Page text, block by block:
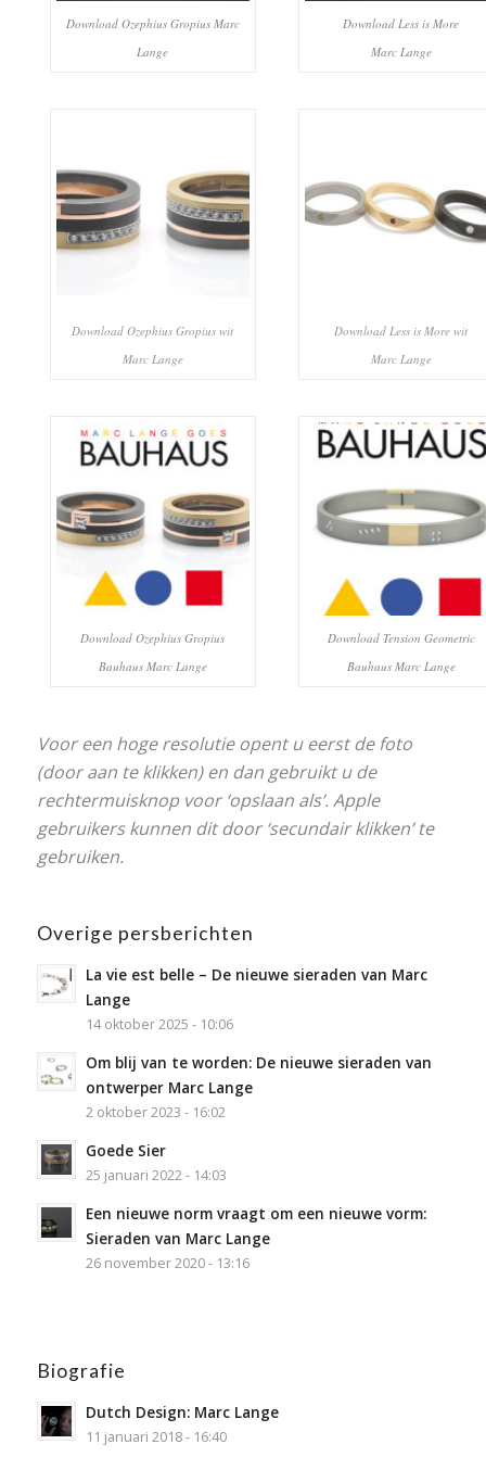
Download Ozephius Gropius Marc
Lange
Download Less is More
Marc Lange
Download Ozephius Gropius wit
Marc Lange
Download Less is More wit
Marc Lange
Download Ozephius Gropius
Bauhaus Marc Lange
Download Tension Geometric
Bauhaus Marc Lange
Voor een hoge resolutie opent u eerst de foto
(door aan te klikken) en dan gebruikt u de
rechtermuisknop voor ‘opslaan als’. Apple
gebruikers kunnen dit door ‘secundair klikken’ te
gebruiken.
Overige persberichten
La vie est belle – De nieuwe sieraden van Marc
Lange
14 oktober 2025 - 10:06
Om blij van te worden: De nieuwe sieraden van
ontwerper Marc Lange
2 oktober 2023 - 16:02
Goede Sier
25 januari 2022 - 14:03
Een nieuwe norm vraagt om een nieuwe vorm:
Sieraden van Marc Lange
26 november 2020 - 13:16
Biografie
Dutch Design: Marc Lange
11 januari 2018 - 16:40